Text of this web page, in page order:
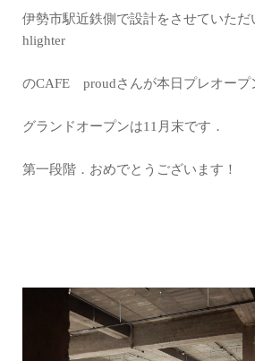
伊勢市駅近鉄側で設計をさせていた
hlighter
のCAFE proudさんが本日プレオープ
グランドオープンは11月末です．
第一段階．おめでとうございます！